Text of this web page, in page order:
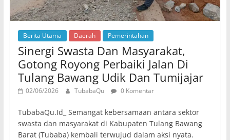
Berita Utama Daerah Pemerintahan
Sinergi Swasta Dan Masyarakat,
Gotong Royong Perbaiki Jalan Di
Tulang Bawang Udik Dan Tumijajar
02/06/2026 TubabaQu 0 Komentar
TubabaQu.Id_ Semangat kebersamaan antara sektor
swasta dan masyarakat di Kabupaten Tulang Bawang
Barat (Tubaba) kembali terwujud dalam aksi nyata.